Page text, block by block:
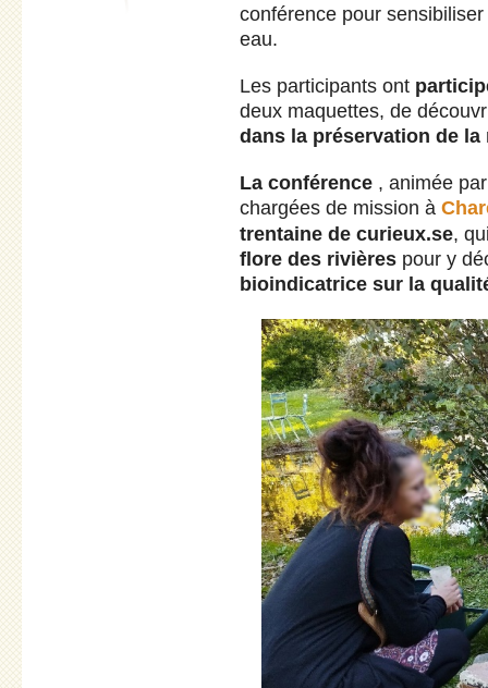
conférence pour
eau.
Les participants ont
deux maquettes, de
dans la préservation de la
La conférence , animée
chargées de mission à
trentaine de curieux.se,
flore des rivières pour y
bioindicatrice sur la